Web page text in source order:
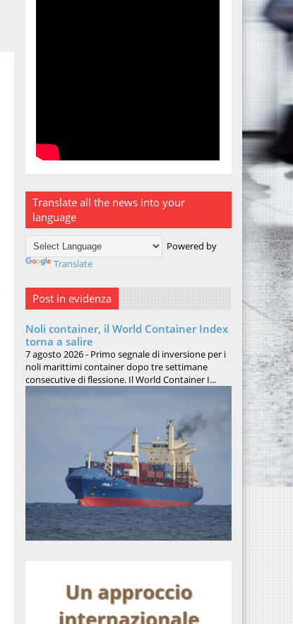
Translate all the news into your
language
Powered by
Translate
Post in evidenza
Noli container, il World Container Index
torna a salire
7 agosto 2026 - Primo segnale di inversione per i
noli marittimi container dopo tre settimane
consecutive di flessione. Il World Container I...